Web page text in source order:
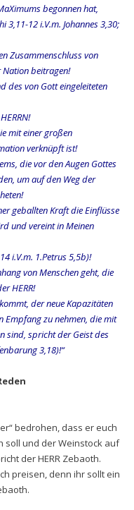
begonnen hat,
3,11-12 i.V.m. Johannes 3,30;
Zusammenschluss von
Nation beitragen!
des von Gott eingeleiteten
mit einer großen
verknüpft ist!
die vor den Augen Gottes
um auf den Weg der
geballten Kraft die Einflüsse
und vereint in Meinen
i.V.m. 1.Petrus 5,5b)!
von Menschen geht, die
HERR!
der neue Kapazitäten
Empfang zu nehmen, die mit
sind, spricht der Geist des
3,18)!“
bedrohen, dass er euch
soll und der Weinstock auf
der HERR Zebaoth.
preisen, denn ihr sollt ein